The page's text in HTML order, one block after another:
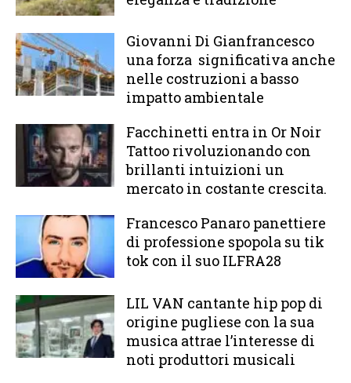
Giovanni Di Gianfrancesco
una forza significativa anche
nelle costruzioni a basso
impatto ambientale
Facchinetti entra in Or Noir
Tattoo rivoluzionando con
brillanti intuizioni un
mercato in costante crescita.
Francesco Panaro panettiere
di professione spopola su tik
tok con il suo ILFRA28
LIL VAN cantante hip pop di
origine pugliese con la sua
musica attrae l’interesse di
noti produttori musicali